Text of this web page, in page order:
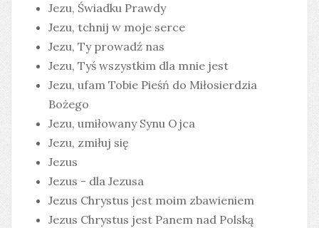
Jezu, Świadku Prawdy
Jezu, tchnij w moje serce
Jezu, Ty prowadź nas
Jezu, Tyś wszystkim dla mnie jest
Jezu, ufam Tobie Pieśń do Miłosierdzia
Bożego
Jezu, umiłowany Synu Ojca
Jezu, zmiłuj się
Jezus
Jezus - dla Jezusa
Jezus Chrystus jest moim zbawieniem
Jezus Chrystus jest Panem nad Polską